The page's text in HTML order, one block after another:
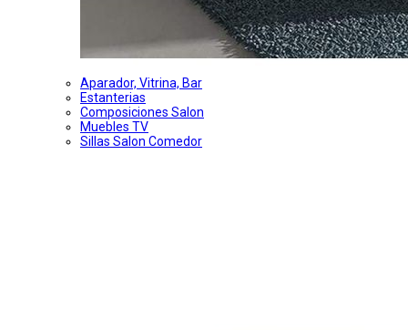
Aparador, Vitrina, Bar
Estanterias
Composiciones Salon
Muebles TV
Sillas Salon Comedor